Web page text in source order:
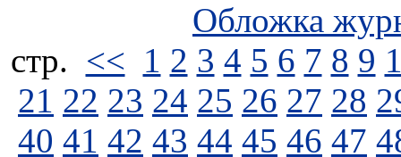
Обложка
стp. << 1 2 3 4 5 6 7 8 9
21 22 23 24 25 26 27 28
40 41 42 43 44 45 46 47